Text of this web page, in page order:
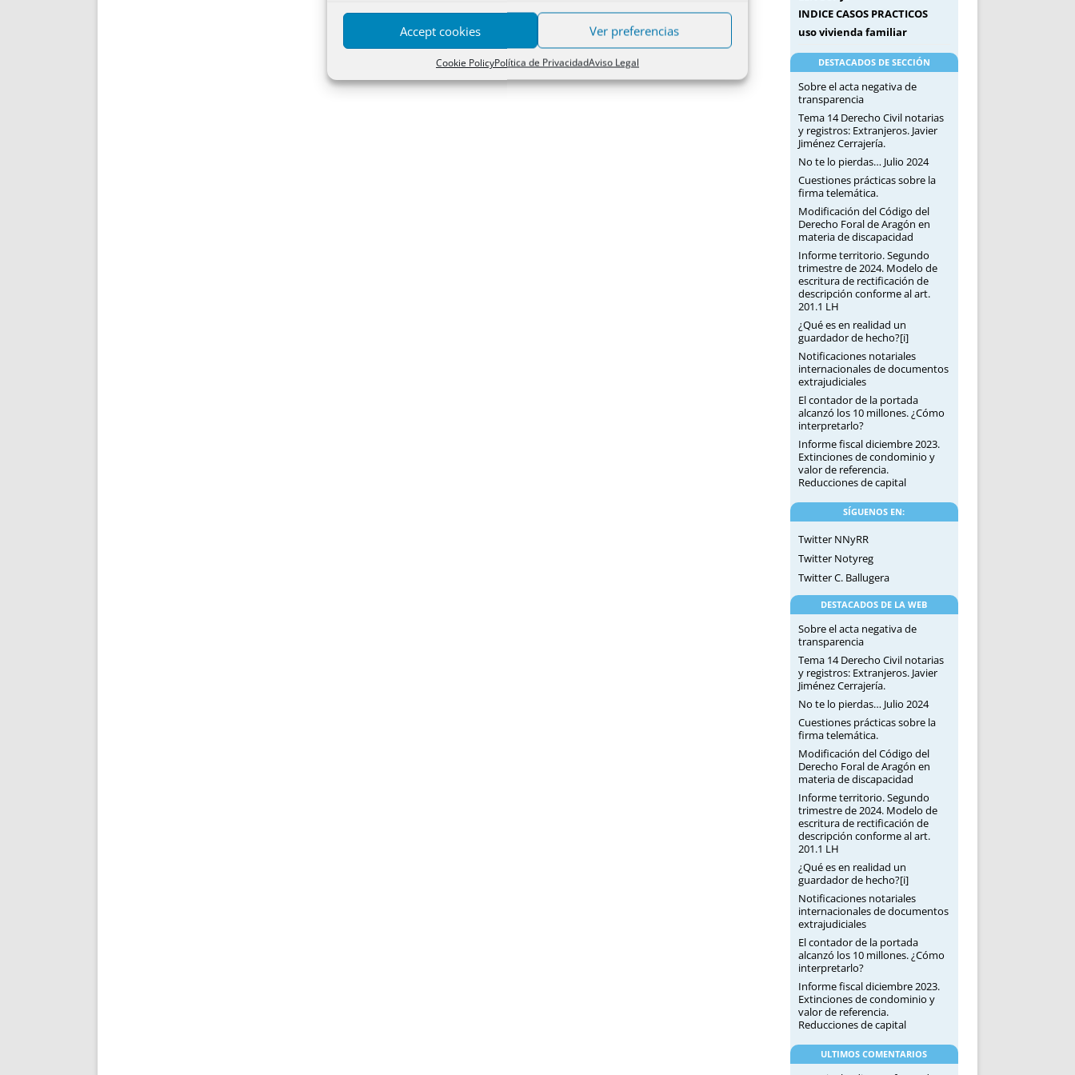
Accept cookies Ver preferencias
Cookie PolicyPolítica de PrivacidadAviso Legal
INDICE CASOS PRACTICOS
uso vivienda familiar
DESTACADOS DE SECCIÓN
Sobre el acta negativa de
transparencia
Tema 14 Derecho Civil notarias
y registros: Extranjeros. Javier
Jiménez Cerrajería.
No te lo pierdas… Julio 2024
Cuestiones prácticas sobre la
firma telemática.
Modificación del Código del
Derecho Foral de Aragón en
materia de discapacidad
Informe territorio. Segundo
trimestre de 2024. Modelo de
escritura de rectificación de
descripción conforme al art.
201.1 LH
¿Qué es en realidad un
guardador de hecho?[i]
Notificaciones notariales
internacionales de documentos
extrajudiciales
El contador de la portada
alcanzó los 10 millones. ¿Cómo
interpretarlo?
Informe fiscal diciembre 2023.
Extinciones de condominio y
valor de referencia.
Reducciones de capital
SÍGUENOS EN:
Twitter NNyRR
Twitter Notyreg
Twitter C. Ballugera
DESTACADOS DE LA WEB
Sobre el acta negativa de
transparencia
Tema 14 Derecho Civil notarias
y registros: Extranjeros. Javier
Jiménez Cerrajería.
No te lo pierdas… Julio 2024
Cuestiones prácticas sobre la
firma telemática.
Modificación del Código del
Derecho Foral de Aragón en
materia de discapacidad
Informe territorio. Segundo
trimestre de 2024. Modelo de
escritura de rectificación de
descripción conforme al art.
201.1 LH
¿Qué es en realidad un
guardador de hecho?[i]
Notificaciones notariales
internacionales de documentos
extrajudiciales
El contador de la portada
alcanzó los 10 millones. ¿Cómo
interpretarlo?
Informe fiscal diciembre 2023.
Extinciones de condominio y
valor de referencia.
Reducciones de capital
ULTIMOS COMENTARIOS